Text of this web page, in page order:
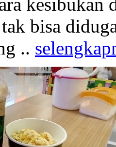
bisa
..